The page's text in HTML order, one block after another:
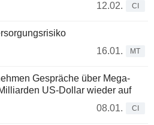
12.02.
CI
16.01.
MT
Gespräche über Mega-
US-Dollar wieder auf
08.01.
CI